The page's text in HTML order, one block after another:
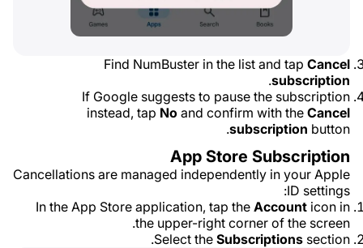
Find NumBuster in the list and tap Cancel
subscription
.
If Google suggests to pause the subscription
instead, tap No and confirm with the Cancel
subscription button.
App Store Subscription
Cancellations are managed independently in your Apple
ID settings:
In the App Store application, tap the Account icon in
the upper-right corner of the screen.
Select the Subscriptions section.